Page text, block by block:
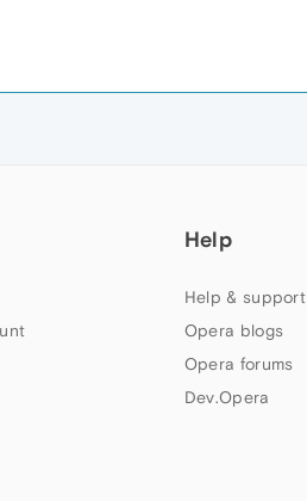
Help
Help & support
Opera blogs
Opera forums
Dev.Opera